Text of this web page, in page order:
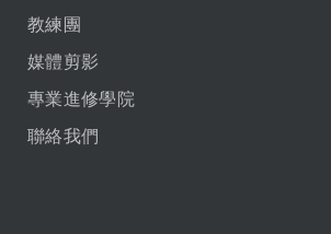
教練團
媒體剪影
專業進修學院
聯絡我們